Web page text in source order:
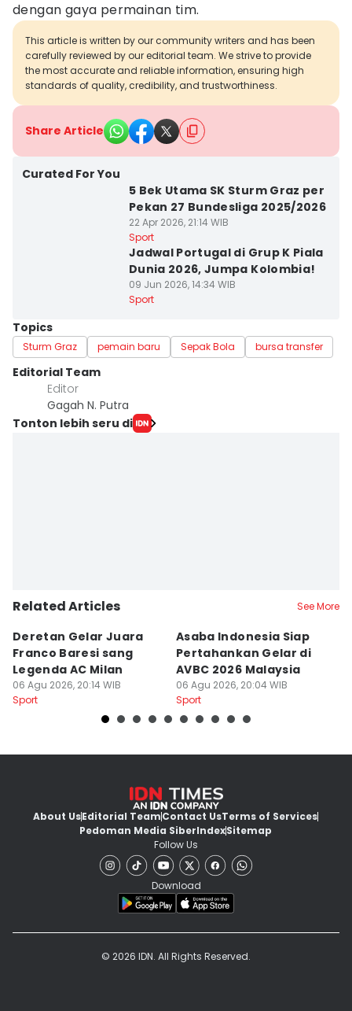
dengan gaya permainan tim.
This article is written by our community writers and has been
carefully reviewed by our editorial team. We strive to provide
the most accurate and reliable information, ensuring high
standards of quality, credibility, and trustworthiness.
Share Article
Curated For You
5 Bek Utama SK Sturm Graz per
Pekan 27 Bundesliga 2025/2026
22 Apr 2026, 21:14 WIB
Sport
Jadwal Portugal di Grup K Piala
Dunia 2026, Jumpa Kolombia!
09 Jun 2026, 14:34 WIB
Sport
Topics
Sturm Graz pemain baru Sepak Bola bursa transfer
Editorial Team
Editor
Gagah N. Putra
Tonton lebih seru di
Related Articles See More
Deretan Gelar Juara
Franco Baresi sang
Legenda AC Milan
06 Agu 2026, 20:14 WIB
Sport
Asaba Indonesia Siap
Pertahankan Gelar di
AVBC 2026 Malaysia
06 Agu 2026, 20:04 WIB
Sport
About UsEditorial TeamContact UsTerms of Services
Pedoman Media SiberIndexSitemap
Follow Us
Download
© 2026 IDN. All Rights Reserved.